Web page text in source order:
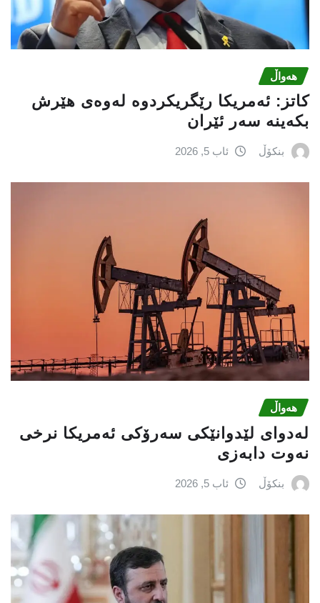
هەواڵ
كاتز: ئەمریكا رێگریكردوە لەوەی هێرش
بكەینە سەر ئێران
بنکۆڵ ئاب 5, 2026
هەواڵ
لەدوای لێدوانێكی سەرۆكی ئەمریكا نرخی
نەوت دابەزی
بنکۆڵ ئاب 5, 2026